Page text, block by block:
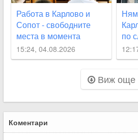
Работа в Карлово и
Сопот - свободните
места в момента
15:24, 04.08.2026
по
Виж още
Коментари